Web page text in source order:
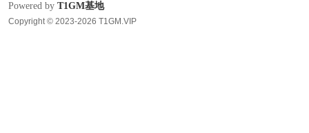
Powered by T1GM基地
Copyright © 2023-2026 T1GM.VIP